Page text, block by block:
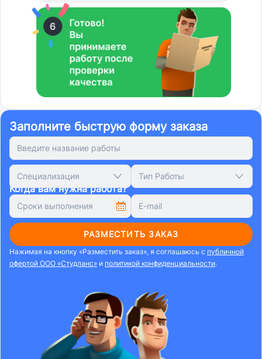
Заполните быструю форму заказа
Специализация Тип Работы
Когда вам нужна работа?
РАЗМЕСТИТЬ ЗАКАЗ
Нажимая на кнопку «Разместить заказ», я соглашаюсь с публичной
офертой ООО «Студланс» и политикой конфиденциальности.